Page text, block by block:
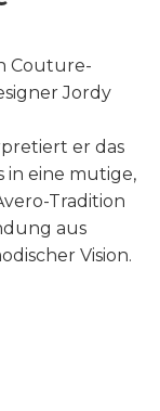
Couture-
Jordy
er das
in eine mutige,
Tradition
aus
Vision.